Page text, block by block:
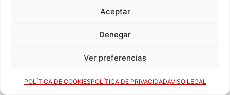
Aceptar
Denegar
Ver preferencias
POLÍTICA DE COOKIESPOLÍTICA DE PRIVACIDADAVISO LEGAL